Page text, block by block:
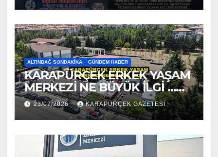
ALTINDAĞ SONDAKIKA GÜNDEM HABER
KARAPÜRÇEK ERKEK YAŞAM
MERKEZİ NE BÜYÜK İLGİ …
2026
23/07/2026 KARAPÜRÇEK GAZETESİ